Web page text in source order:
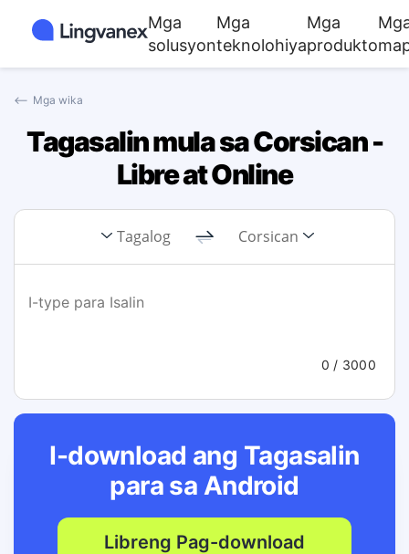
Mga
solusyon
Mga
teknolohiya
Mga
produkto
⟵ Mga wika
Tagasalin mula sa Corsican -
Libre at Online
Tagalog Corsican
0 / 3000
I-download ang Tagasalin
para sa Android
Libreng Pag-download